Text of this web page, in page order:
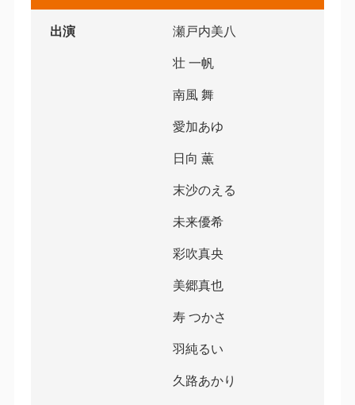
出演 瀬戸内美八
壮 一帆
南風 舞
愛加あゆ
日向 薫
末沙のえる
未来優希
彩吹真央
美郷真也
寿 つかさ
羽純るい
久路あかり